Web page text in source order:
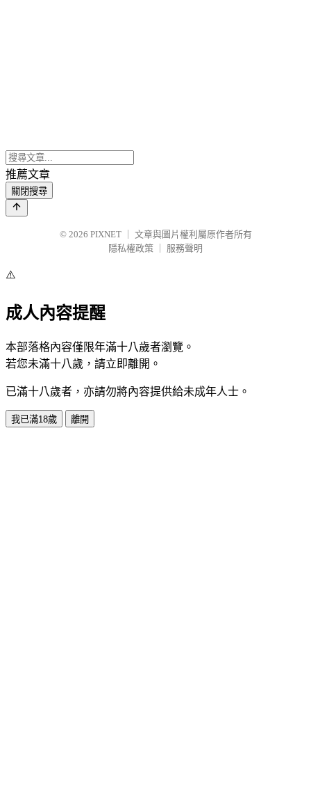
推薦文章
關閉搜尋
© 2026 PIXNET
文章與圖片權利屬原作者所有
隱私權政策
服務聲明
⚠️
成人內容提醒
本部落格內容僅限年滿十八歲者瀏覽。
若您未滿十八歲，請立即離開。
已滿十八歲者，亦請勿將內容提供給未成年人士。
我已滿18歲 離開